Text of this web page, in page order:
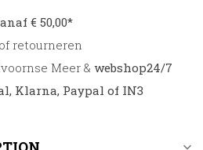
€ 50,00*
retourneren
Meer & webshop24/7
Klarna, Paypal of IN3